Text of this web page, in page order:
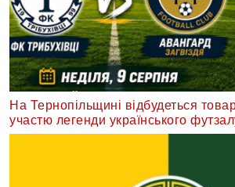
На Тернопільщині відбудеться
участю легенди українського